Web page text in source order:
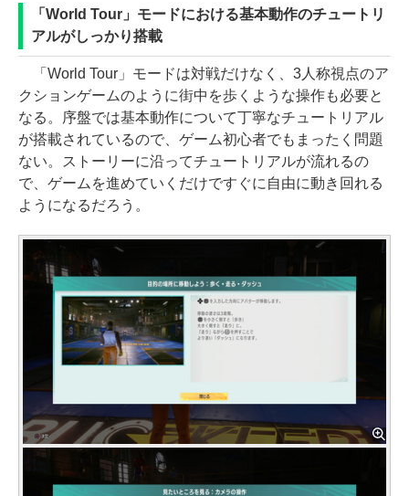
「World Tour」モードにおける基本動作のチュートリ
アルがしっかり搭載
「World Tour」モードは対戦だけなく、3人称視点のア
クションゲームのように街中を歩くような操作も必要と
なる。序盤では基本動作について丁寧なチュートリアル
が搭載されているので、ゲーム初心者でもまったく問題
ない。ストーリーに沿ってチュートリアルが流れるの
で、ゲームを進めていくだけですぐに自由に動き回れる
ようになるだろう。